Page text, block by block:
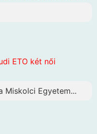
ETO két női
Miskolci Egyetem...